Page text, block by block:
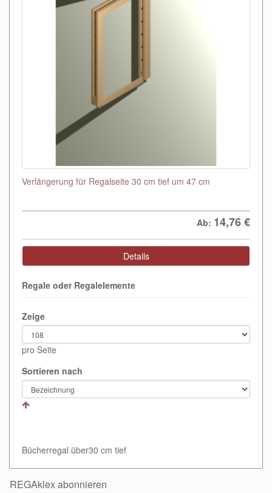
Verlängerung für Regalseite 30 cm tief um 47 cm
Ab: 14,76€
Details
Regale oder Regalelemente
Zeige
pro Seite
Sortieren nach
Bücherregal über30 cm tief
REGAklex abonnieren